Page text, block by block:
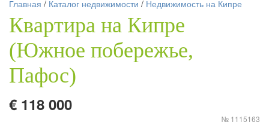
Главная / Каталог недвижимости / Недвижимость на Кипре
Квартира на Кипре
(Южное побережье,
Пафос)
€ 118 000
№ 1115163